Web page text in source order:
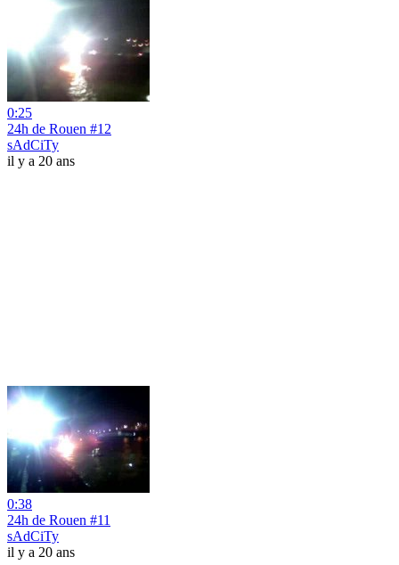
0:25
24h de Rouen #12
sAdCiTy
il y a 20 ans
0:38
24h de Rouen #11
sAdCiTy
il y a 20 ans